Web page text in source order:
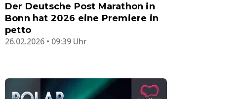
Der Deutsche Post Marathon in
Bonn hat 2026 eine Premiere in
petto
26.02.2026 • 09:39 Uhr